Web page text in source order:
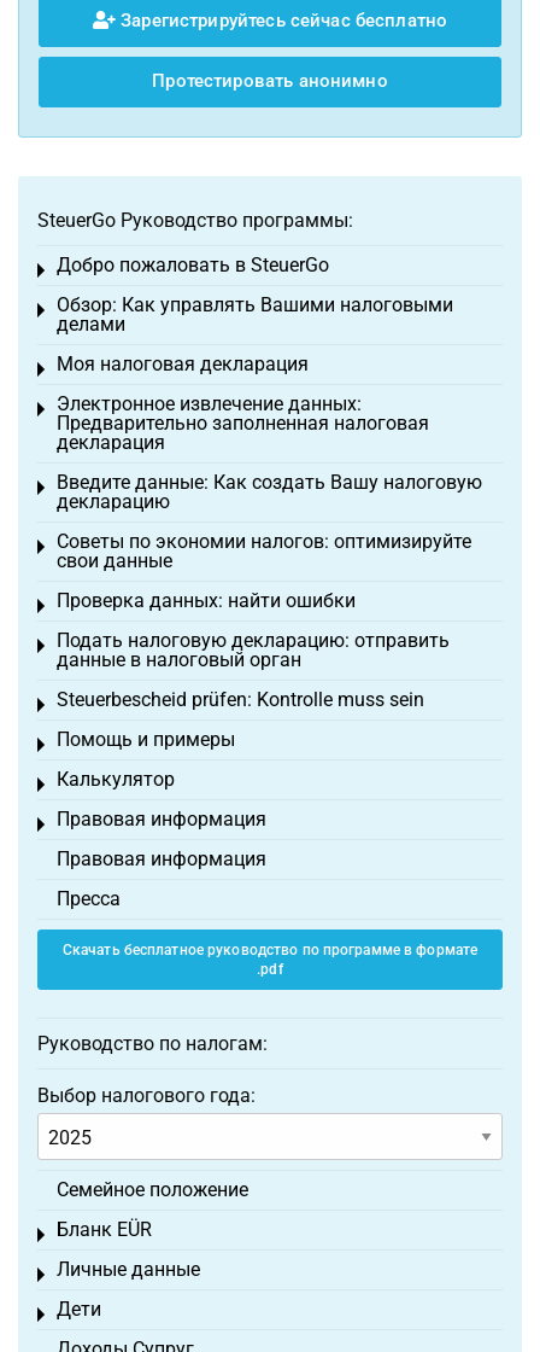
Зарегистрируйтесь сейчас бесплатно
Протестировать анонимно
SteuerGo Руководство программы:
Добро пожаловать в SteuerGo
Toggle menu
Обзор: Как управлять Вашими налоговыми
делами
Toggle menu
Моя налоговая декларация
Toggle menu
Электронное извлечение данных:
Предварительно заполненная налоговая
декларация
Toggle menu
Введите данные: Как создать Вашу налоговую
декларацию
Toggle menu
Советы по экономии налогов: оптимизируйте
свои данные
Toggle menu
Проверка данных: найти ошибки
Toggle menu
Подать налоговую декларацию: отправить
данные в налоговый орган
Toggle menu
Steuerbescheid prüfen: Kontrolle muss sein
Toggle menu
Помощь и примеры
Toggle menu
Калькулятор
Toggle menu
Правовая информация
Toggle menu
Правовая информация
Пресса
Скачать бесплатное руководство по программе в формате
.pdf
Руководство по налогам:
Выбор налогового года:
Семейное положение
Бланк EÜR
Toggle menu
Личные данные
Toggle menu
Дети
Toggle menu